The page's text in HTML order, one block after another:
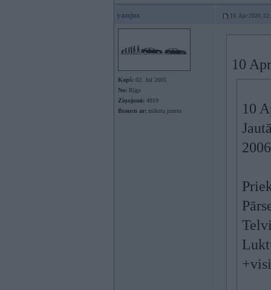
yanjux 10. Apr 2020,
Kopš: 02. Jul 2005
No: Rīga
Ziņojumi: 4919
Braucu ar: mīkstu jumtu
10
10